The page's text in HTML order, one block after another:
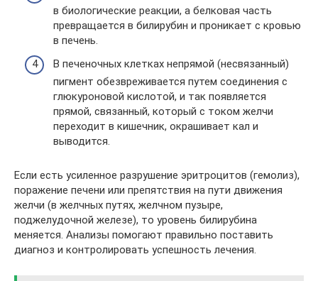
в биологические реакции, а белковая часть
превращается в билирубин и проникает с кровью
в печень.
В печеночных клетках непрямой (несвязанный)
пигмент обезвреживается путем соединения с
глюкуроновой кислотой, и так появляется
прямой, связанный, который с током желчи
переходит в кишечник, окрашивает кал и
выводится.
Если есть усиленное разрушение эритроцитов (гемолиз),
поражение печени или препятствия на пути движения
желчи (в желчных путях, желчном пузыре,
поджелудочной железе), то уровень билирубина
меняется. Анализы помогают правильно поставить
диагноз и контролировать успешность лечения.